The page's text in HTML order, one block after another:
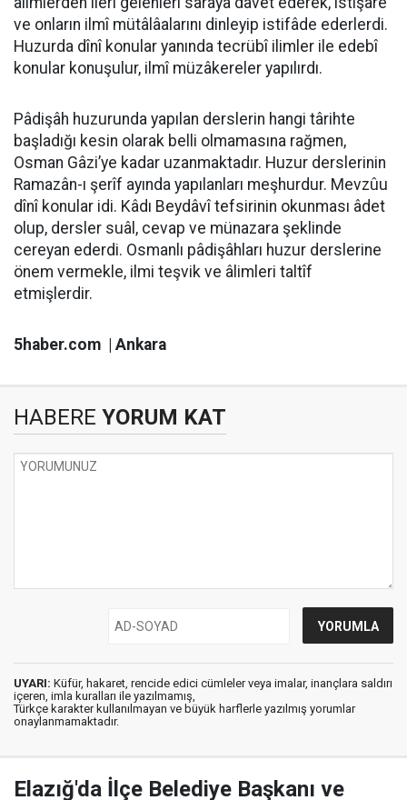
ve onların ilmî mütâlâalarını dinleyip istifâde ederlerdi.
Huzurda dînî konular yanında tecrübî ilimler ile edebî
konular konuşulur, ilmî müzâkereler yapılırdı.
Pâdişâh huzurunda yapılan derslerin hangi târihte
başladığı kesin olarak belli olmamasına rağmen,
Osman Gâzi’ye kadar uzanmaktadır. Huzur derslerinin
Ramazân-ı şerîf ayında yapılanları meşhurdur. Mevzûu
dînî konular idi. Kâdı Beydâvî tefsirinin okunması âdet
olup, dersler suâl, cevap ve münazara şeklinde
cereyan ederdi. Osmanlı pâdişâhları huzur derslerine
önem vermekle, ilmi teşvik ve âlimleri taltîf
etmişlerdir.
5haber.com | Ankara
HABERE YORUM KAT
UYARI: Küfür, hakaret, rencide edici cümleler veya imalar, inançlara saldırı
içeren, imla kuralları ile yazılmamış,
Türkçe karakter kullanılmayan ve büyük harflerle yazılmış yorumlar
onaylanmamaktadır.
Elazığ'da İlçe Belediye Başkanı ve